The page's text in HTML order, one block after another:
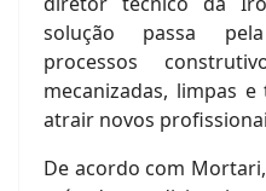
solução passa
processos
mecanizadas, limpas
atrair novos
De acordo com